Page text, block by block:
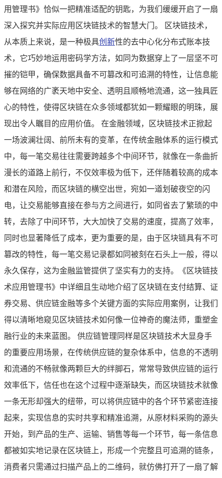
用管理书》恰似一把精准适配的钥匙，为我们缓缓开启了一扇
深入探究并实际应用区块链技术的智慧大门。 区块链技术，
从本质上来说，是一种极具创新性的去中心化分布式账本技
术，它巧妙地运用密码学方法，如同为数据穿上了一层坚不可
摧的铠甲，确保数据具备不可篡改和可追溯的特性，让信息能
够在网络的广袤天地中安全、透明且顺畅地流通，这一独具匠
心的特性，使得区块链在众多领域都犹如一颗耀眼的明珠，展
现出令人瞩目的应用价值。 在金融领域，区块链技术正掀起
一场波澜壮阔、前所未有的变革，在传统金融体系的运行模式
中，每一笔交易往往需要跨越多个中间环节，就像在一条曲折
漫长的道路上前行，不仅效率极为低下，还伴随着较高的成本
和潜在风险，而区块链的横空出世，宛如一道划破夜空的闪
电，让交易能够直接在参与方之间进行，如同省去了繁琐的中
转，去除了中间环节，大大加快了交易的速度，提高了效率，
同时也显著降低了成本，更为重要的是，由于区块链具有不可
篡改的特性，每一笔交易记录都如同被刻在石头上一般，得以
永久保存，这为金融监管提供了坚实有力的支持。《区块链技
术应用管理书》中详细且生动地介绍了区块链在支付结算、证
券交易、供应链金融等多个关键方面的实际应用案例，让我们
得以清晰地窥见区块链技术如何像一位神奇的魔法师，重塑金
融行业的未来蓝图。 供应链管理同样是区块链技术大显身手
的重要应用场景，在传统供应链的复杂体系中，信息的不透明
和流通的不畅就像两颗巨大的绊脚石，常常导致供应链的运行
效率低下，信任也在这个过程中逐渐缺失，而区块链技术就像
一条无形却强大的纽带，可以将供应链中的各个环节紧密连接
起来，实现信息的实时共享和精准追溯，从原材料采购的源头
开始，到产品的生产、运输、销售等每一个环节，每一条信息
都被如实地记录在区块链上，形成一个完整且可追溯的链条，
消费者只需通过扫描产品上的二维码，就仿佛打开了一扇了解